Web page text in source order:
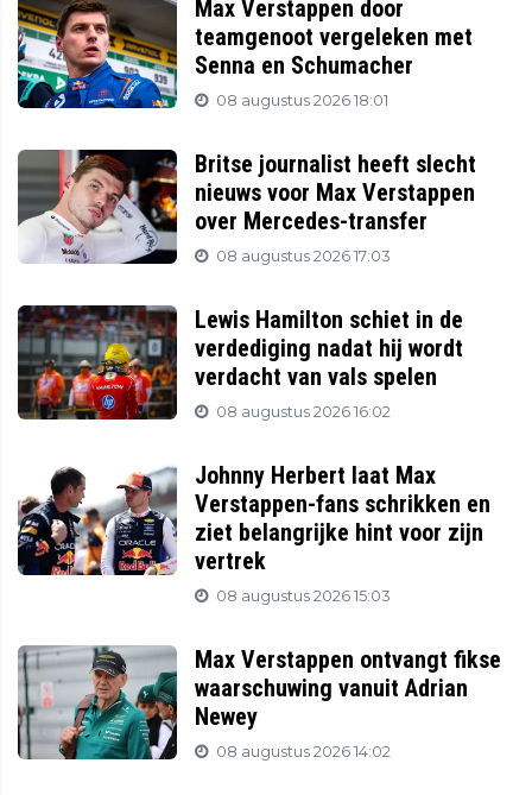
Max Verstappen door
teamgenoot vergeleken met
Senna en Schumacher
08 augustus 2026 18:01
Britse journalist heeft slecht
nieuws voor Max Verstappen
over Mercedes-transfer
08 augustus 2026 17:03
Lewis Hamilton schiet in de
verdediging nadat hij wordt
verdacht van vals spelen
08 augustus 2026 16:02
Johnny Herbert laat Max
Verstappen-fans schrikken en
ziet belangrijke hint voor zijn
vertrek
08 augustus 2026 15:03
Max Verstappen ontvangt fikse
waarschuwing vanuit Adrian
Newey
08 augustus 2026 14:02